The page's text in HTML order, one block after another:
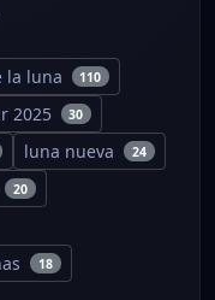
la luna 110
2025 30
luna nueva 24
20
18